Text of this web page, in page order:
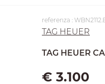
referenza :
TAG HEUER
TAG HEUER
€ 3.100